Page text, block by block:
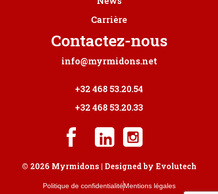
Carrière
Contactez-nous
info@myrmidons.net
+32 468 53.20.54
+32 468 53.20.33
© 2026 Myrmidons | Designed by Evolutech
Politique de confidentialitéMentions légales